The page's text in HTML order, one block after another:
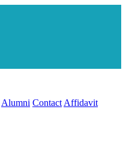
Alumni Contact Affidavit